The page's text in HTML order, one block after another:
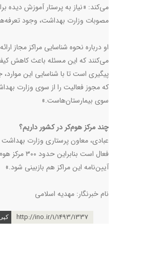
می‌کند: «نیاز به پرستار آموزش دیده
مصوبات وزارت بهداشت، وجود
او درباره نحوه شناسایی مراکز مجاز
می‌کنند که این مسئله باعث کاهش
پیگیری است تا با شناسایی این
که مجوز فعالیت را از سوی وزارت
سوی بیمارستان‌هاست.»
چند مرکز هوم‌کر در کشور داریم؟
فعال است
آیین‌نامه این مراکز هم بازبینی شود.»
نام خبرنگار: مهدیه اسلامی
http://ino.ir/1/1493/1337